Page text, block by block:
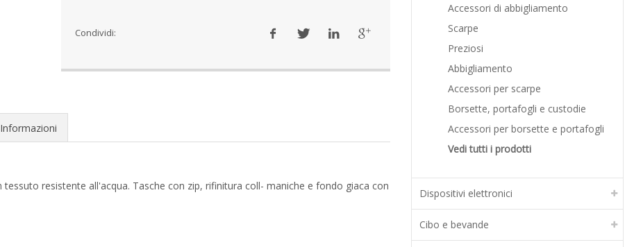
Condividi:
resistente all'acqua. Tasche con zip, rifinitura coll- maniche e fondo giaca con
Accessori di abbigliamento
Scarpe
Preziosi
Abbigliamento
Accessori per scarpe
Borsette, portafogli e custodie
Accessori per borsette e portafogli
Vedi tutti i prodotti
Dispositivi elettronici
Cibo e bevande